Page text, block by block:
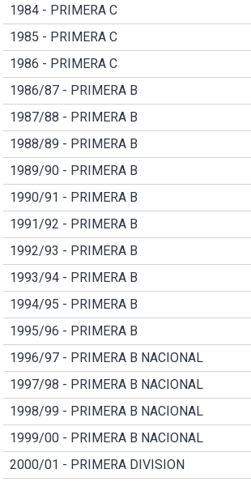
1984 - PRIMERA C
1985 - PRIMERA C
1986 - PRIMERA C
1986/87 - PRIMERA B
1987/88 - PRIMERA B
1988/89 - PRIMERA B
1989/90 - PRIMERA B
1990/91 - PRIMERA B
1991/92 - PRIMERA B
1992/93 - PRIMERA B
1993/94 - PRIMERA B
1994/95 - PRIMERA B
1995/96 - PRIMERA B
1996/97 - PRIMERA B NACIONAL
1997/98 - PRIMERA B NACIONAL
1998/99 - PRIMERA B NACIONAL
1999/00 - PRIMERA B NACIONAL
2000/01 - PRIMERA DIVISION